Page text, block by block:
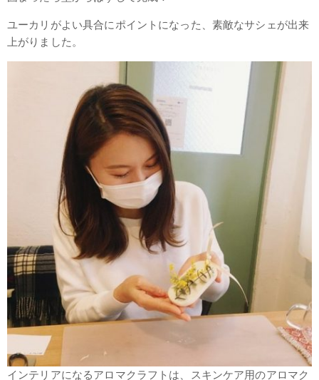
ユーカリがよい具合にポイントになった、素敵なサシェが出来
上がりました。
インテリアになるアロマクラフトは、スキンケア用のアロマク